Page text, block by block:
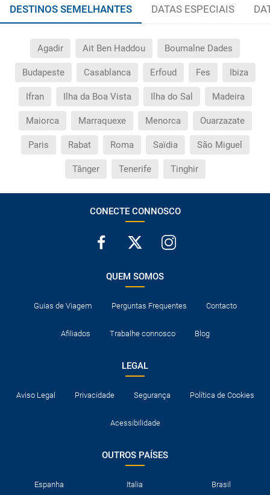
DESTINOS SEMELHANTES DATAS ESPECIAIS
Agadir Ait Ben Haddou Boumalne Dades
Budapeste Casablanca Erfoud Fes Ibiza
Ifran Ilha da Boa Vista Ilha do Sal Madeira
Maiorca Marraquexe Menorca Ouarzazate
Paris Rabat Roma Saïdia São Miguel
Tânger Tenerife Tinghir
CONECTE CONNOSCO
QUEM SOMOS
Guias de Viagem Perguntas Frequentes Contacto
Afiliados Trabalhe connosco Blog
LEGAL
Aviso Legal Privacidade Segurança Política de Cookies
Acessibilidade
OUTROS PAÍSES
Espanha Italia Brasil